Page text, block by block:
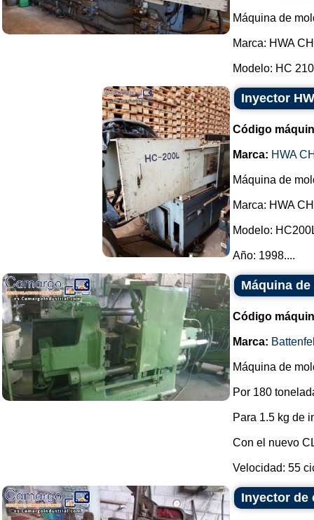
Máquina de
Marca: HWA
Modelo: HC
Inyector
Código
Marca: HWA
Máquina de
Marca: HWA
Modelo:
Año: 1998....
Máquina
Código
Marca:
Máquina de
Por 180
Para 1.5 kg de
Con el nuevo
Velocidad: 55
Inyector de